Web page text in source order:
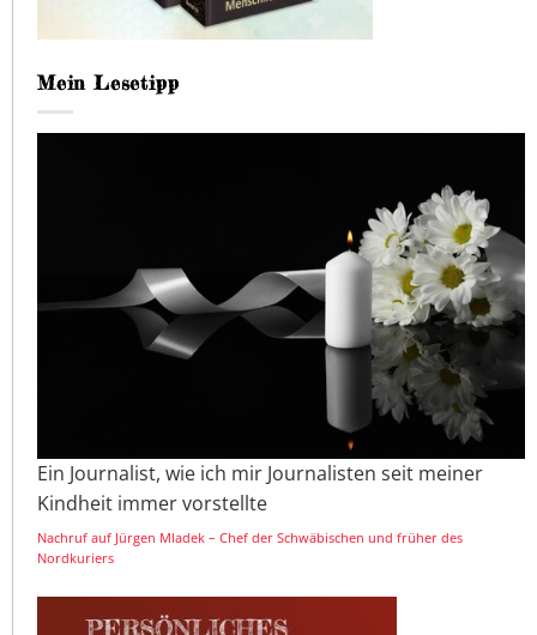
Mein Lesetipp
Ein Journalist, wie ich mir Journalisten seit meiner
Kindheit immer vorstellte
Nachruf auf Jürgen Mladek – Chef der Schwäbischen und früher des
Nordkuriers